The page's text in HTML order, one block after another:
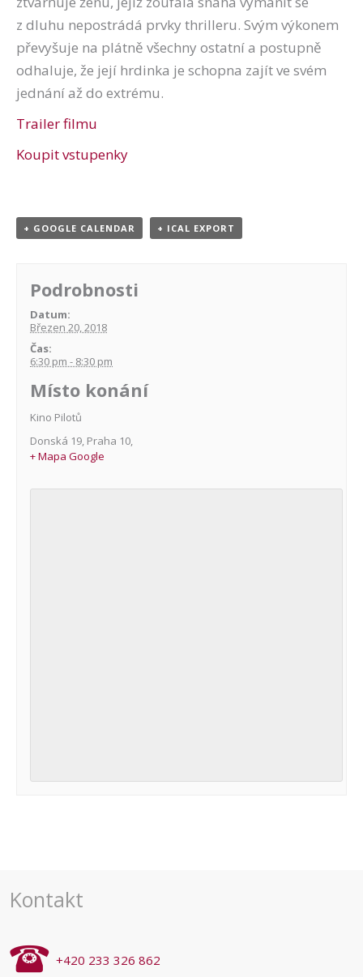
z dluhu nepostrádá prvky thrilleru. Svým výkonem
převyšuje na plátně všechny ostatní a postupně
odhaluje, že její hrdinka je schopna zajít ve svém
jednání až do extrému.
Trailer filmu
Koupit vstupenky
+ GOOGLE CALENDAR + ICAL EXPORT
Podrobnosti
Datum:
Březen 20, 2018
Čas:
6:30 pm - 8:30 pm
Místo konání
Kino Pilotů
Donská 19, Praha 10,
+ Mapa Google
Kontakt
+420 233 326 862